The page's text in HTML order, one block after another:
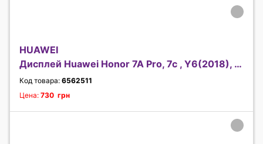
HUAWEI
Дисплей Huawei Honor 7A Pro, 7c , Y6(2018), Y6 Pr
Код товара: 6562511
Цена: 730 грн